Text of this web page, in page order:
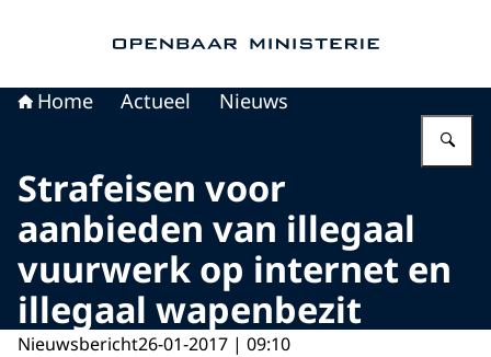
Home Actueel Nieuws
Strafeisen voor
aanbieden van illegaal
vuurwerk op internet en
illegaal wapenbezit
Nieuwsbericht26-01-2017 | 09:10